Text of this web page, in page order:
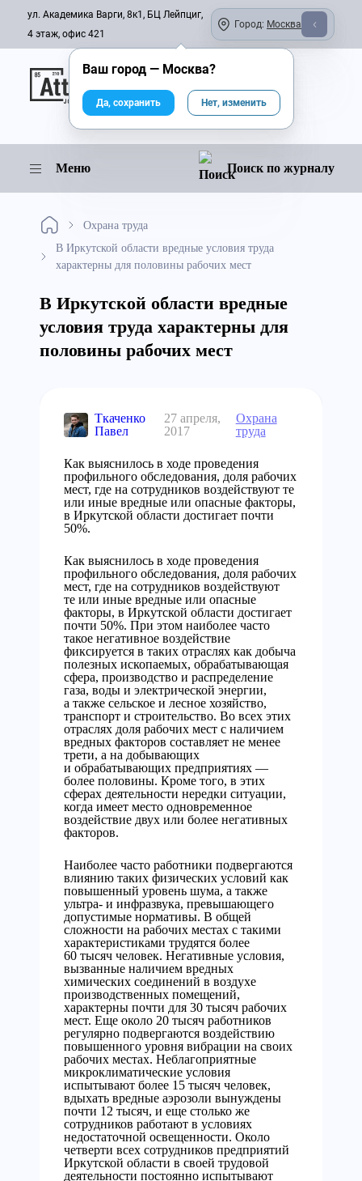
ул. Академика Варги, 8к1, БЦ Лейпциг,
4 этаж, офис 421
Город: Москва
Онлайн-журнал
Меню Поиск по журналу
Охрана труда
В Иркутской области вредные условия труда
характерны для половины рабочих мест
В Иркутской области вредные
условия труда характерны для
половины рабочих мест
Ткаченко
Павел
27 апреля,
2017
Охрана
труда
Как выяснилось в ходе проведения
профильного обследования, доля рабочих
мест, где на сотрудников воздействуют те
или иные вредные или опасные факторы,
в Иркутской области достигает почти
50%.
Как выяснилось в ходе проведения
профильного обследования, доля рабочих
мест, где на сотрудников воздействуют
те или иные вредные или опасные
факторы, в Иркутской области достигает
почти 50%. При этом наиболее часто
такое негативное воздействие
фиксируется в таких отраслях как добыча
полезных ископаемых, обрабатывающая
сфера, производство и распределение
газа, воды и электрической энергии,
а также сельское и лесное хозяйство,
транспорт и строительство. Во всех этих
отраслях доля рабочих мест с наличием
вредных факторов составляет не менее
трети, а на добывающих
и обрабатывающих предприятиях —
более половины. Кроме того, в этих
сферах деятельности нередки ситуации,
когда имеет место одновременное
воздействие двух или более негативных
факторов.
Наиболее часто работники подвергаются
влиянию таких физических условий как
повышенный уровень шума, а также
ультра- и инфразвука, превышающего
допустимые нормативы. В общей
сложности на рабочих местах с такими
характеристиками трудятся более
60 тысяч человек. Негативные условия,
вызванные наличием вредных
химических соединений в воздухе
производственных помещений,
характерны почти для 30 тысяч рабочих
мест. Еще около 20 тысяч работников
регулярно подвергаются воздействию
повышенного уровня вибрации на своих
рабочих местах. Неблагоприятные
микроклиматические условия
испытывают более 15 тысяч человек,
вдыхать вредные аэрозоли вынуждены
почти 12 тысяч, и еще столько же
сотрудников работают в условиях
недостаточной освещенности. Около
четверти всех сотрудников предприятий
Иркутской области в своей трудовой
деятельности постоянно испытывают
Ваш город — Москва?
Да, сохранить Нет, изменить